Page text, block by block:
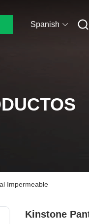
Spanish
Impermeable
Kinstone